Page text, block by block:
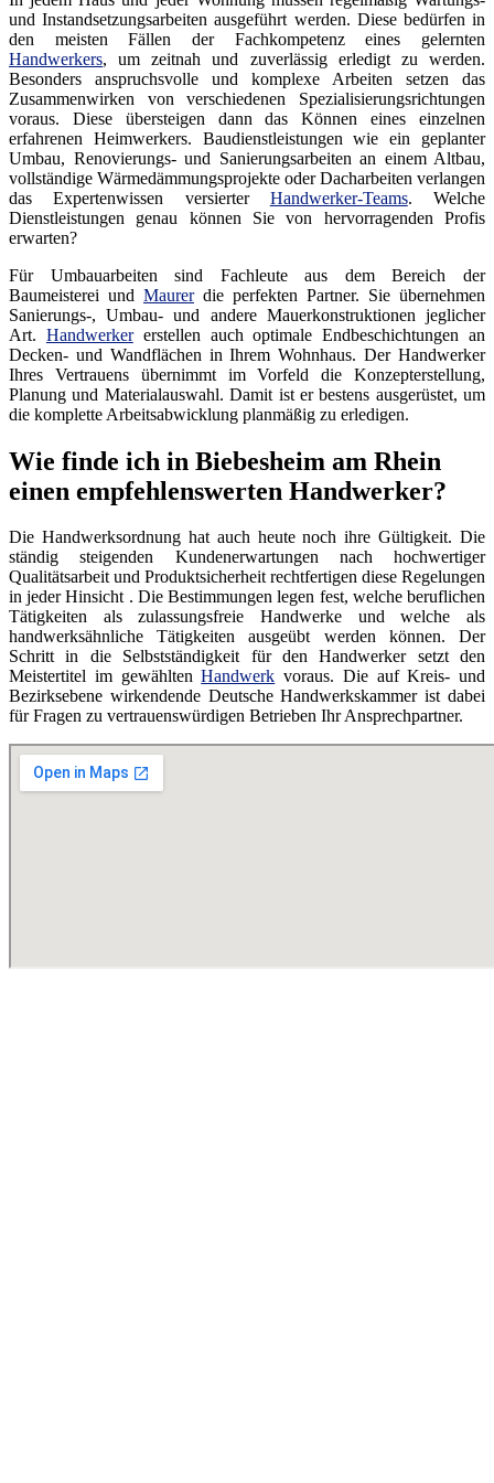
und Instandsetzungsarbeiten ausgeführt werden. Diese bedürfen in
den meisten Fällen der Fachkompetenz eines gelernten
Handwerkers, um zeitnah und zuverlässig erledigt zu werden.
Besonders anspruchsvolle und komplexe Arbeiten setzen das
Zusammenwirken von verschiedenen Spezialisierungsrichtungen
voraus. Diese übersteigen dann das Können eines einzelnen
erfahrenen Heimwerkers. Baudienstleistungen wie ein geplanter
Umbau, Renovierungs- und Sanierungsarbeiten an einem Altbau,
vollständige Wärmedämmungsprojekte oder Dacharbeiten verlangen
das Expertenwissen versierter Handwerker-Teams. Welche
Dienstleistungen genau können Sie von hervorragenden Profis
erwarten?
Für Umbauarbeiten sind Fachleute aus dem Bereich der
Baumeisterei und Maurerdie perfekten Partner. Sie übernehmen
Sanierungs-, Umbau- und andere Mauerkonstruktionen jeglicher
Art. Handwerkererstellen auch optimale Endbeschichtungen an
Decken- und Wandflächen in Ihrem Wohnhaus. Der Handwerker
Ihres Vertrauens übernimmt im Vorfeld die Konzepterstellung,
Planung und Materialauswahl. Damit ist er bestens ausgerüstet, um
die komplette Arbeitsabwicklung planmäßig zu erledigen.
Wie finde ich in Biebesheim am Rhein
einen empfehlenswerten Handwerker?
Die Handwerksordnung hat auch heute noch ihre Gültigkeit. Die
ständig steigenden Kundenerwartungen nach hochwertiger
Qualitätsarbeit und Produktsicherheit rechtfertigen diese Regelungen
in jeder Hinsicht . Die Bestimmungen legen fest, welche beruflichen
Tätigkeiten als zulassungsfreie Handwerke und welche als
handwerksähnliche Tätigkeiten ausgeübt werden können. Der
Schritt in die Selbstständigkeit für den Handwerker setzt den
Meistertitel im gewähltenHandwerk voraus. Die auf Kreis- und
Bezirksebene wirkendende Deutsche Handwerkskammer ist dabei
für Fragen zu vertrauenswürdigen Betrieben Ihr Ansprechpartner.